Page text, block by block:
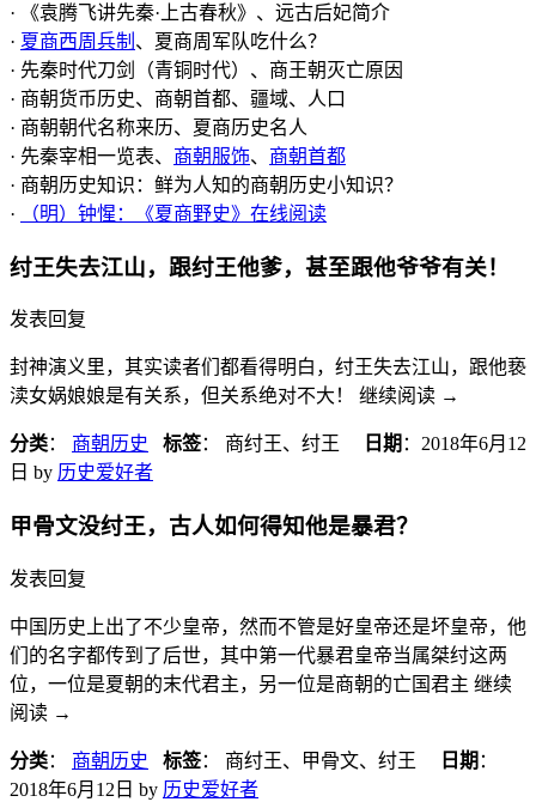
· 《袁腾飞讲先秦·上古春秋》、远古后妃简介
· 夏商西周兵制 、夏商周军队吃什么？
· 先秦时代刀剑（青铜时代）、商王朝灭亡原因
· 商朝货币历史、商朝首都、疆域、人口
· 商朝朝代名称来历、夏商历史名人
· 先秦宰相一览表、 商朝服饰、 商朝首都
· 商朝历史知识：鲜为人知的商朝历史小知识？
·
（明）钟惺：《夏商野史》在线阅读
​纣王​失去江山，跟​纣王​他爹，甚至跟他爷爷有关！
发表回复
封神演义里，其实读者们都看得明白，纣王失去江山，跟他亵
渎女娲娘娘是有关系，但关系绝对不大！ 继续阅读 →
分类： 商朝历史 标签： 商纣王、纣王 日期 ： 2018年6月12
日 by 历史爱好者
甲骨文没​纣王​，古人如何得知他是暴君？
发表回复
中国历史上出了不少皇帝，然而不管是好皇帝还是坏皇帝，他
们的名字都传到了后世，其中第一代暴君皇帝当属桀纣这两
位，一位是夏朝的末代君主，另一位是商朝的亡国君主 继续
阅读 →
分类： 商朝历史 标签： 商纣王、甲骨文、纣王 日期 ：
2018年6月12日 by 历史爱好者